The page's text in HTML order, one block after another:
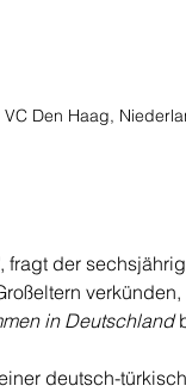
Den Haag,
der
in Deutschland
deutsch-